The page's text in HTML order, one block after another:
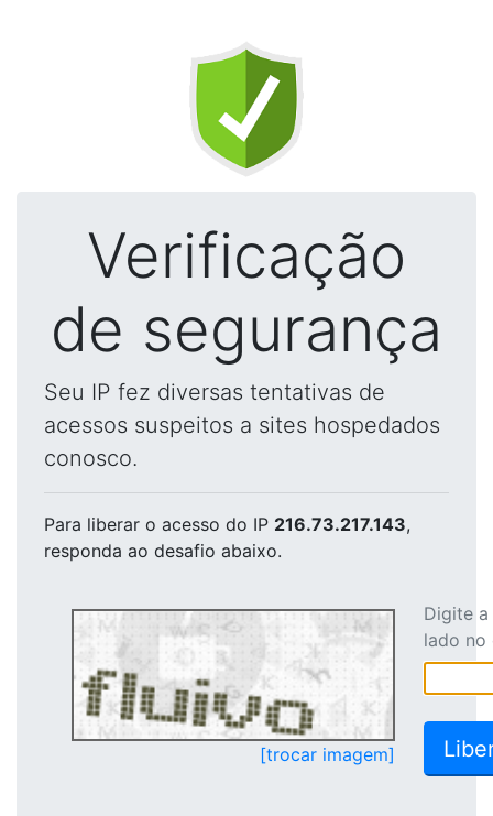
Verificação
de segurança
Seu IP fez diversas tentativas de
acessos suspeitos a sites hospedados
conosco.
Para liberar o acesso do IP 216.73.217.143,
responda ao desafio abaixo.
[trocar imagem]
Digite
lado no